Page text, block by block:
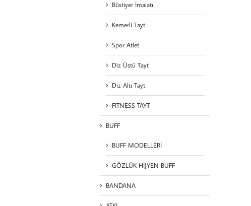
Büstiyer İmalatı
Kemerli Tayt
Spor Atlet
Diz Üstü Tayt
Diz Altı Tayt
FITNESS TAYT
BUFF
BUFF MODELLERİ
GÖZLÜK HİJYEN BUFF
BANDANA